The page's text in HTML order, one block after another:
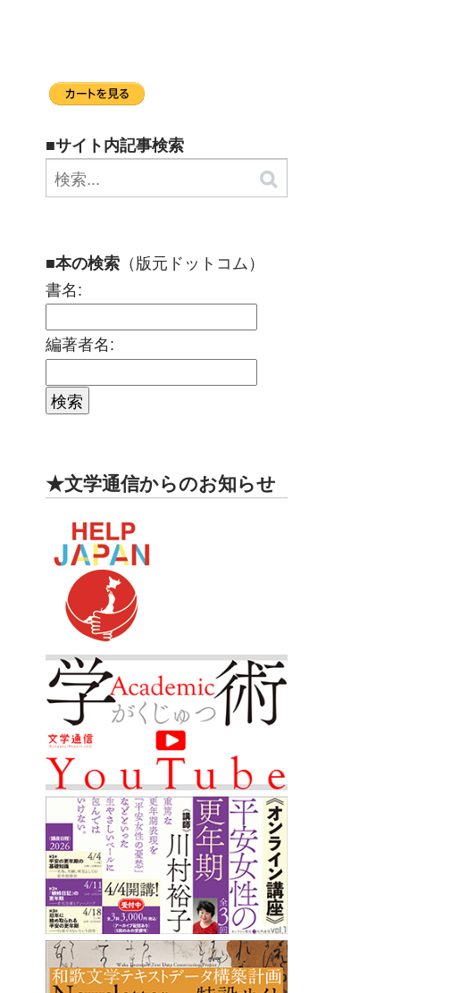
■サイト内記事検索
■本の検索（版元ドットコム）
書名:
編著者名:
★文学通信からのお知らせ